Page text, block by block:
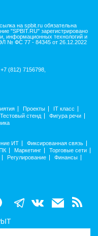
на spbit.ru обязательна
"SPBIT.RU" зарегистрировано
информационных технологий и
№ ФС 77 - 84345 от 26.12.2022
(812) 7156798,
Проекты
IT класс
Тестовый стенд
Фигура речи
ИТ
Фиксированная связь
Маркетинг
Торговые сети
Регулирование
Финансы